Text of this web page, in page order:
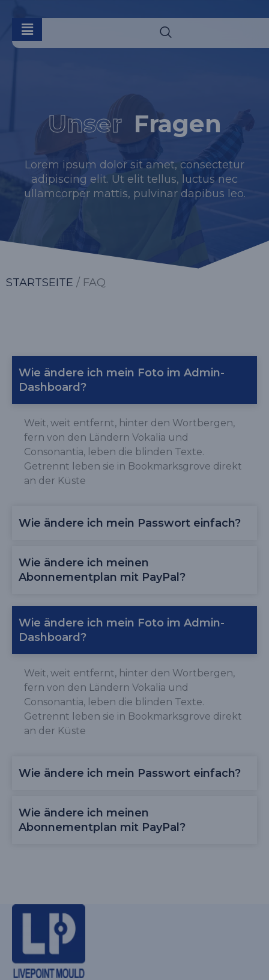
Unser Fragen
Lorem ipsum dolor sit amet, consectetur
adipiscing elit. Ut elit tellus, luctus nec
ullamcorper mattis, pulvinar dapibus leo.
STARTSEITE / FAQ
Wie ändere ich mein Foto im Admin-
Dashboard?
Weit, weit entfernt, hinter den Wortbergen,
fern von den Ländern Vokalia und
Consonantia, leben die blinden Texte.
Getrennt leben sie in Bookmarksgrove direkt
an der Küste
Wie ändere ich mein Passwort einfach?
Wie ändere ich meinen
Abonnementplan mit PayPal?
Wie ändere ich mein Foto im Admin-
Dashboard?
Weit, weit entfernt, hinter den Wortbergen,
fern von den Ländern Vokalia und
Consonantia, leben die blinden Texte.
Getrennt leben sie in Bookmarksgrove direkt
an der Küste
Wie ändere ich mein Passwort einfach?
Wie ändere ich meinen
Abonnementplan mit PayPal?